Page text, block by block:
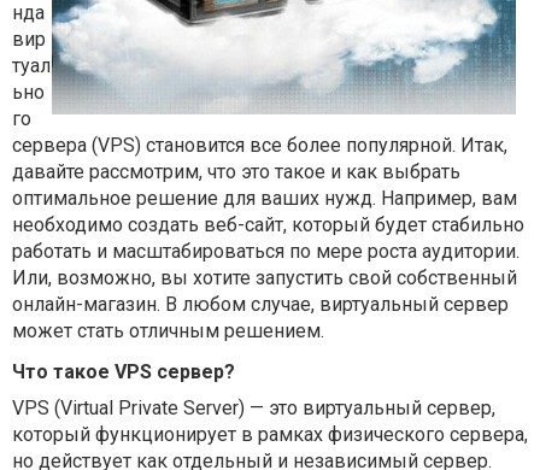
нда
вир
туал
ьно
го
сервера (VPS) становится все более популярной. Итак,
давайте рассмотрим, что это такое и как выбрать
оптимальное решение для ваших нужд. Например, вам
необходимо создать веб-сайт, который будет стабильно
работать и масштабироваться по мере роста аудитории.
Или, возможно, вы хотите запустить свой собственный
онлайн-магазин. В любом случае, виртуальный сервер
может стать отличным решением.
Что такое VPS сервер?
VPS (Virtual Private Server) — это виртуальный сервер,
который функционирует в рамках физического сервера,
но действует как отдельный и независимый сервер.